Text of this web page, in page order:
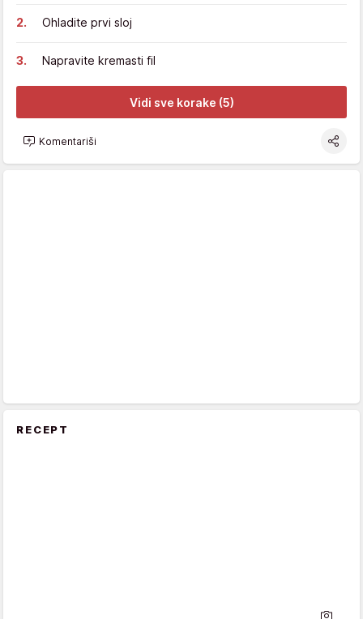
Ohladite prvi sloj
Napravite kremasti fil
Vidi sve korake (5)
Komentariši
RECEPT